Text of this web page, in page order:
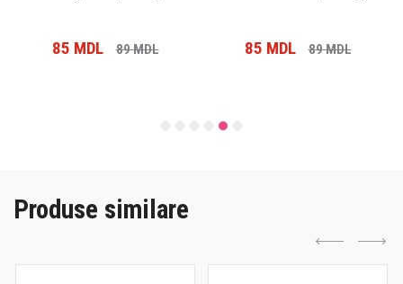
85 MDL 89MDL 85 MDL 89MDL
Produse similare